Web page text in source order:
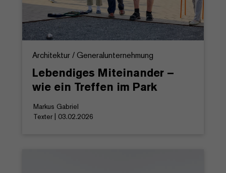
Architektur / Generalunternehmung
Lebendiges Miteinander –
wie ein Treffen im Park
Markus Gabriel
Texter | 03.02.2026